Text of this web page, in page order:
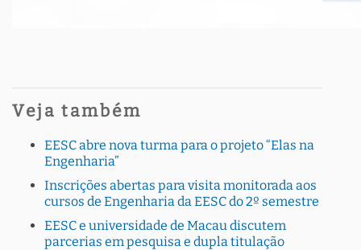
Veja também
EESC abre nova turma para o projeto “Elas na
Engenharia”
Inscrições abertas para visita monitorada aos
cursos de Engenharia da EESC do 2º semestre
EESC e universidade de Macau discutem
parcerias em pesquisa e dupla titulação